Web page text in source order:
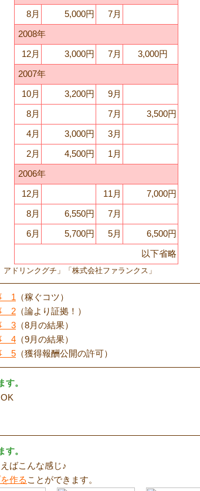
8月 5,000円 7月
2008年
12月 3,000円 7月 3,000円
2007年
10月 3,200円 9月
8月 7月 3,500円
4月 3,000円 3月
2月 4,500円 1月
2006年
12月 11月 7,000円
8月 6,550円 7月
6月 5,700円 5月 6,500円
以下省略
リンクグチ」「株式会社ファランクス」
1 （稼ぐコツ）
2 （論より証拠！）
3 （8月の結果）
4 （9月の結果）
5 （獲得報酬公開の許可）
。
。
ばこんな感じ♪
作る ことができます。